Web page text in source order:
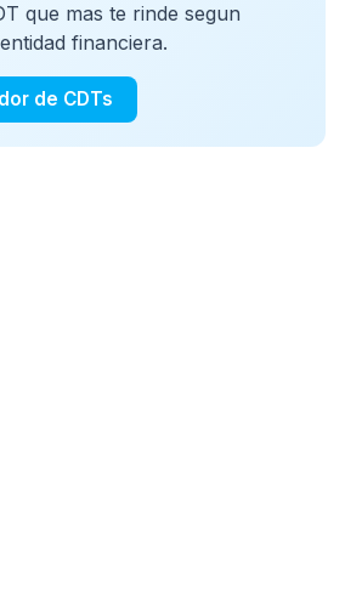
que mas te rinde segun
financiera.
de CDTs